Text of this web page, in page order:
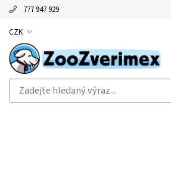
777 947 929
CZK